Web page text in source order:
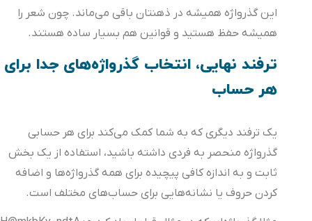
این گذرواژه همیشه در ذهنتان باقی می‌ماند. چون شعر را
همیشه حفظ هستید و قوانین هم بسیار ساده هستند.
ترفند نهایی، انتخاب گذرواژه‌های جدا برای
هر حساب
یک ترفند دیگری که به شما کمک می‌کند برای هر حسابی
گذرواژه منحصر به فردی داشته باشید، استفاده از یک بخش
ثابت و به اندازه کافی پیچیده برای همه گذرواژه‌ها و اضافه
کردن حروف یا نشانه‌هایی برای حساب‌های مختلف است.